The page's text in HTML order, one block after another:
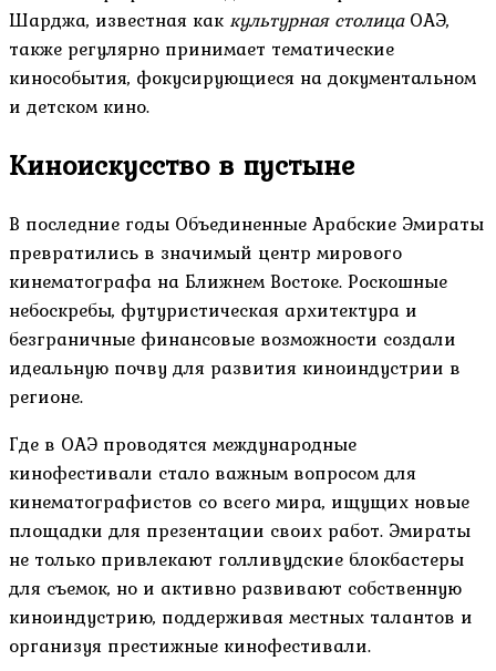
Шарджа, известная как культурная столицаОАЭ,
также регулярно принимает тематические
кинособытия, фокусирующиеся на документальном
и детском кино.
Киноискусство в пустыне
В последние годы Объединенные Арабские Эмираты
превратились в значимый центр мирового
кинематографа на Ближнем Востоке. Роскошные
небоскребы, футуристическая архитектура и
безграничные финансовые возможности создали
идеальную почву для развития киноиндустрии в
регионе.
Где в ОАЭ проводятся международные
кинофестивали стало важным вопросом для
кинематографистов со всего мира, ищущих новые
площадки для презентации своих работ. Эмираты
не только привлекают голливудские блокбастеры
для съемок, но и активно развивают собственную
киноиндустрию, поддерживая местных талантов и
организуя престижные кинофестивали.